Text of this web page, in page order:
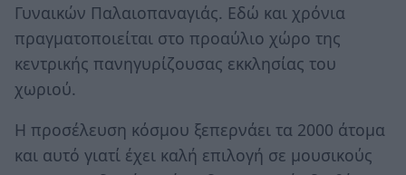
Γυναικών Παλαιοπαναγιάς. Εδώ και χρόνια
πραγματοποιείται στο προαύλιο χώρο της
κεντρικής πανηγυρίζουσας εκκλησίας του
χωριού.
Η προσέλευση κόσμου ξεπερνάει τα 2000 άτομα
και αυτό γιατί έχει καλή επιλογή σε μουσικούς